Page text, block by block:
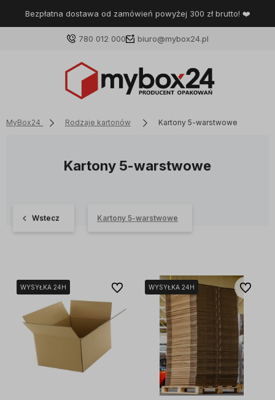
Bezpłatna dostawa od zamówień powyżej 300 zł brutto! ❤️
780 012 000 biuro@mybox24.pl
MyBox24 Rodzaje kartonów Kartony 5-warstwowe
Kartony 5-warstwowe
Wstecz Kartony 5-warstwowe
WYSYŁKA 24H
WYSYŁKA 24H
WYSYŁKA 24H
WYSYŁKA 24H Do ulubionychWYSYŁKA 24H
WYSYŁKA 24H Do